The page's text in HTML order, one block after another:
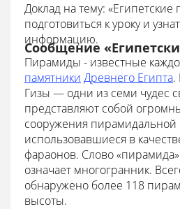
Доклад на тему:
подготовиться к уроку и
информацию.
Сообщение
Пирамиды - известные
памятники Древнего Египта.
Гизы — одни из семи чудес
представляют собой
сооружения
использовавшиеся в
фараонов. Слово «пирамида»
означает многогранник.
обнаружено более 118
высоты.